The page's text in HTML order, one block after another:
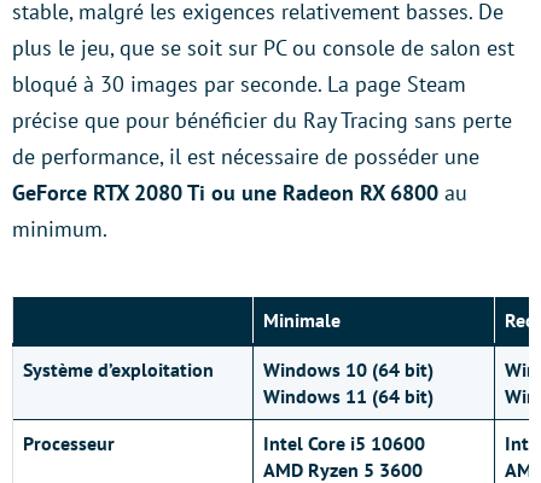
stable, malgré les exigences relativement basses. De
plus le jeu, que se soit sur PC ou console de salon est
bloqué à 30 images par seconde. La page Steam
précise que pour bénéficier du Ray Tracing sans perte
de performance, il est nécessaire de posséder une
GeForce RTX 2080 Ti ou une Radeon RX 6800 au
minimum.
Minimale
Système d’exploitation
Windows 10 (64 bit)
Windows 11 (64 bit)
Processeur
Intel Core i5 10600
AMD Ryzen 5 3600